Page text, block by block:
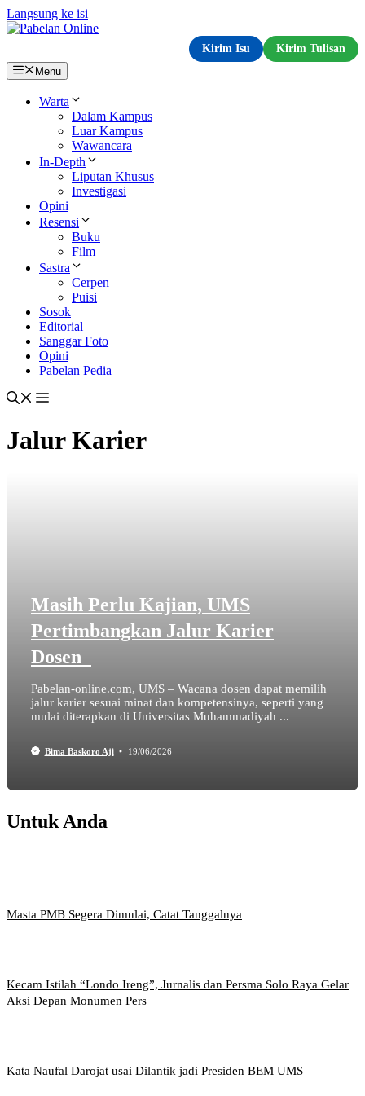
Langsung ke isi
Kirim Isu
Kirim Tulisan
Menu
Warta
Dalam Kampus
Luar Kampus
Wawancara
In-Depth
Liputan Khusus
Investigasi
Opini
Resensi
Buku
Film
Sastra
Cerpen
Puisi
Sosok
Editorial
Sanggar Foto
Opini
Pabelan Pedia
Jalur Karier
Masih Perlu Kajian, UMS
Pertimbangkan Jalur Karier
Dosen
Pabelan-online.com, UMS – Wacana dosen dapat memilih
jalur karier sesuai minat dan kompetensinya, seperti yang
mulai diterapkan di Universitas Muhammadiyah ...
Bima Baskoro Aji 19/06/2026
Untuk Anda
Masta PMB Segera Dimulai, Catat Tanggalnya
Kecam Istilah “Londo Ireng”, Jurnalis dan Persma Solo Raya Gelar
Aksi Depan Monumen Pers
Kata Naufal Darojat usai Dilantik jadi Presiden BEM UMS